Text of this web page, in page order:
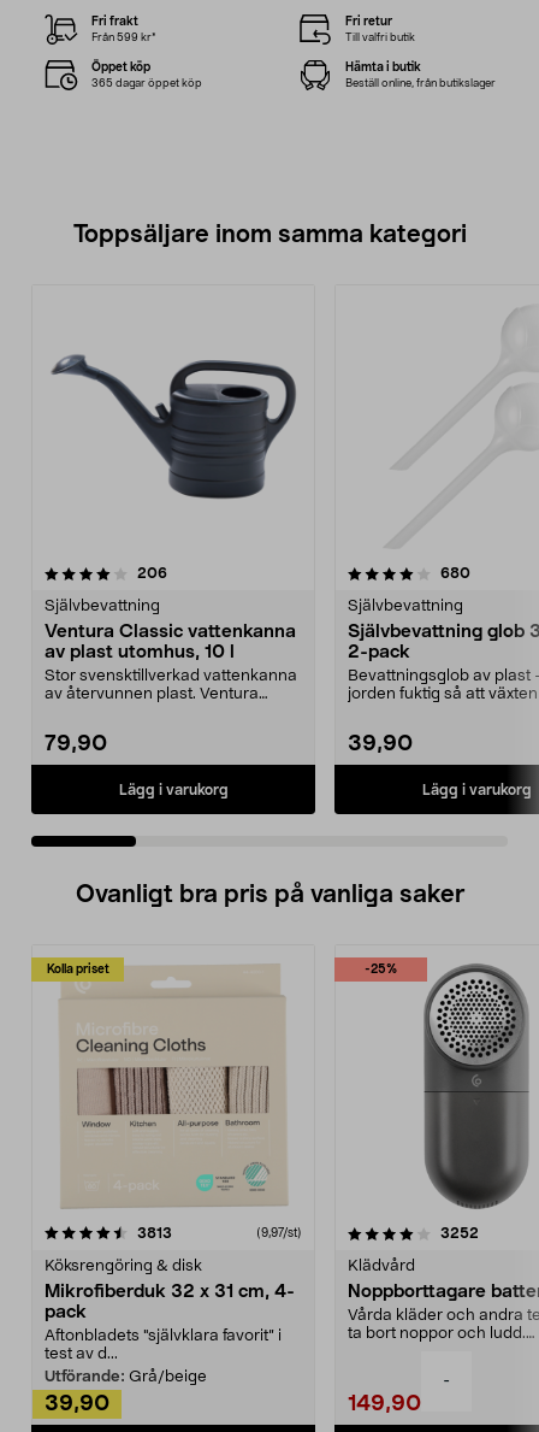
-
Fri frakt
Från 599 kr*
Fri retur
Till valfri butik
Öppet köp
365 dagar öppet köp
Hämta i butik
Beställ online, från butikslager
Toppsäljare inom samma kategori
206recensioner
Självbevattning
Ventura Classic vattenkanna
av plast utomhus, 10 l
Stor svensktillverkad vattenkanna
av återvunnen plast. Ventura
79,90
Lägg i varukorg
4.0 av 5 stjärnor 680
Självbevattning
Självbevattning glob
2-pack
Bevattningsglob av plast
jorden fuktig så att
39,90
Lägg i varukorg
4.5 av 5 stjärnor
Ovanligt bra pris på vanliga saker
Kolla priset
3813 (9,97/st)
Köksrengöring & disk
Mikrofiberduk 32 x 31 cm, 4-
pack
Aftonbladets "självklara favorit” i
test av d...
Utförande: Grå/beige
39,90
-25%
4.0av 5 stjärnor 3252
Klädvård
Noppborttagare
Vårda kläder och andra
ta bort noppor och ludd.
149,90
4.5av 5 stjärnor